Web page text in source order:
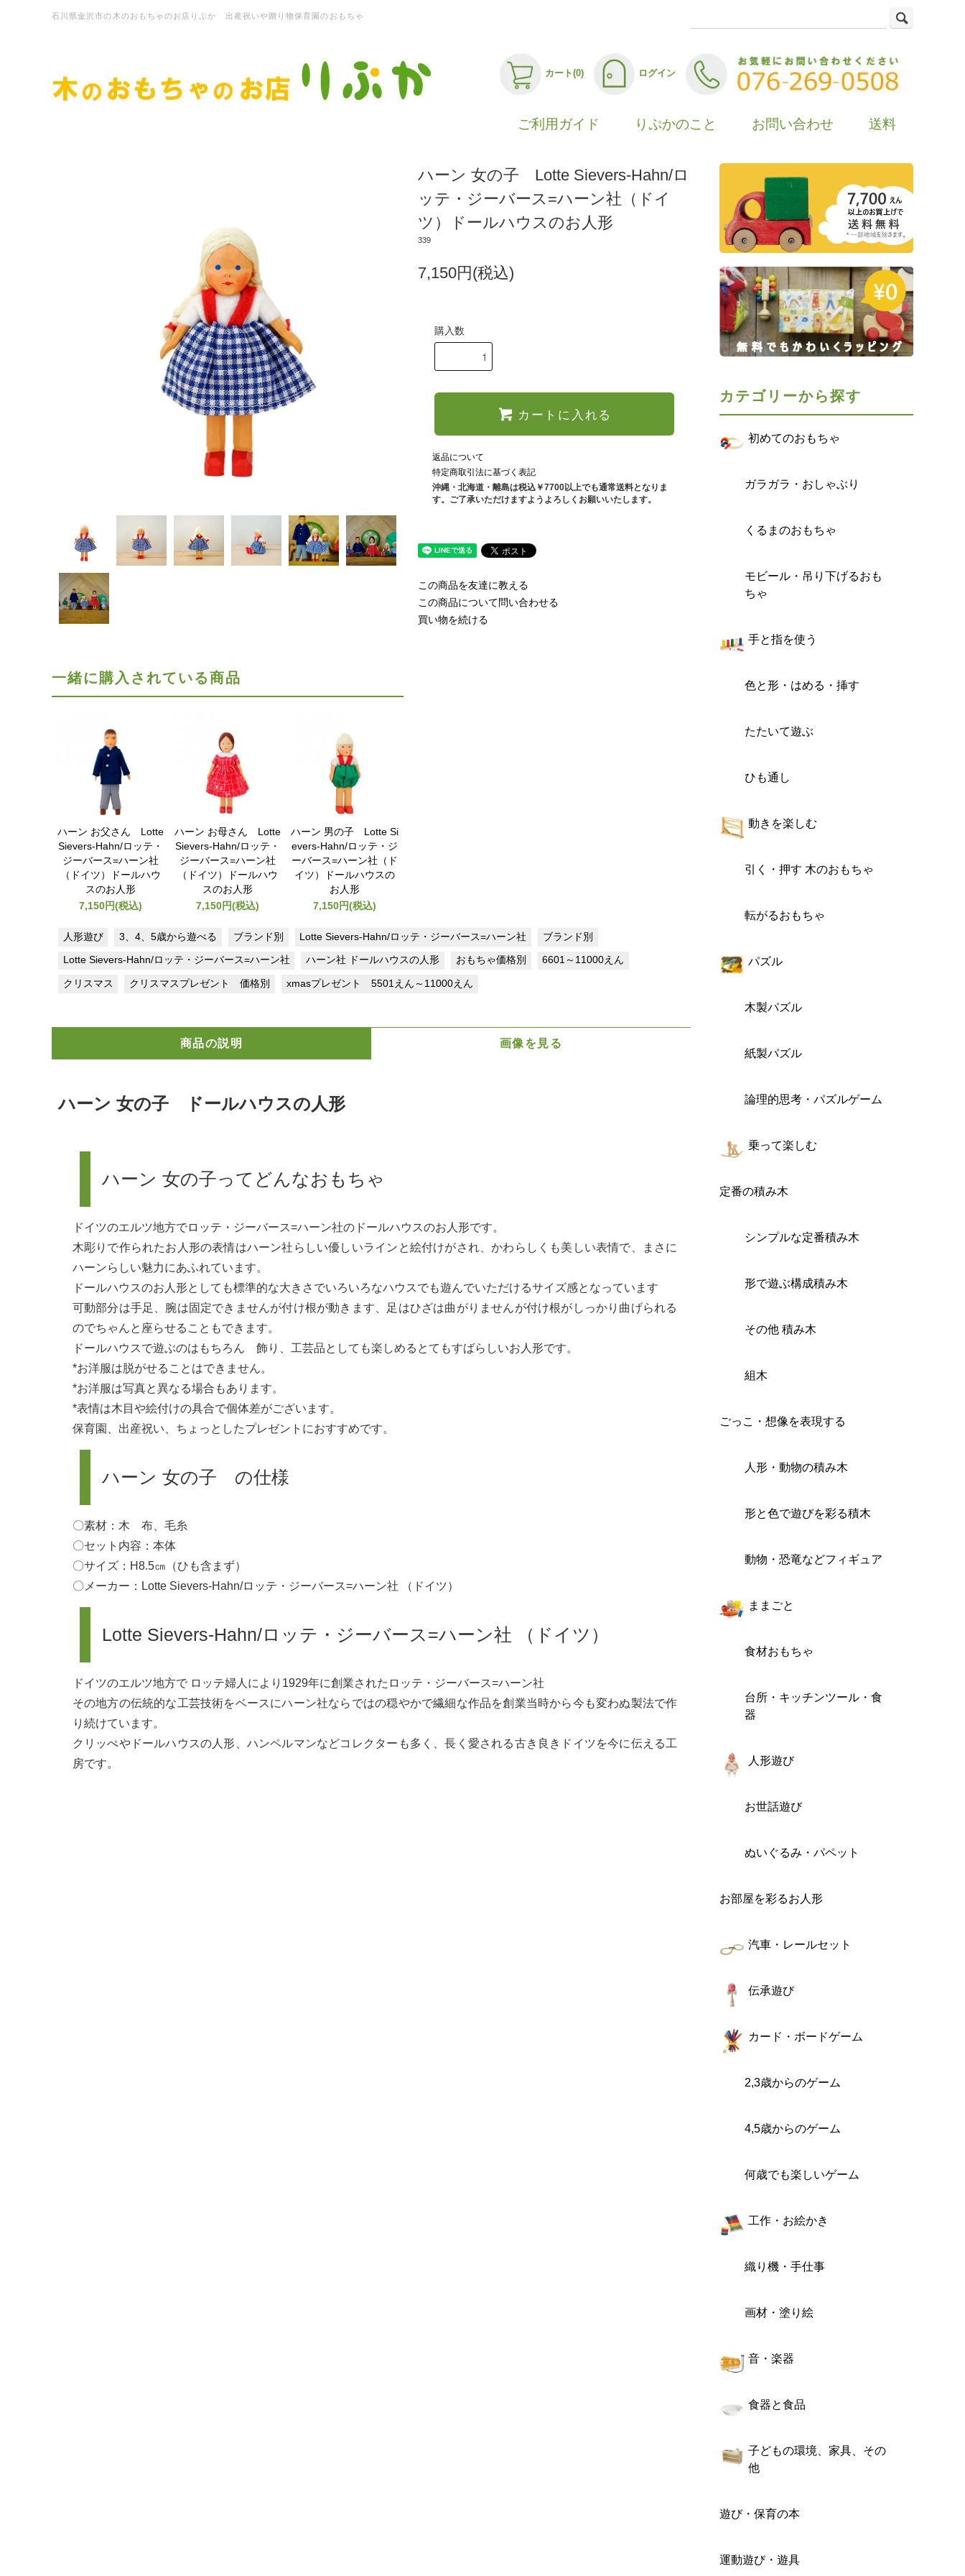
石川県金沢市の木のおもちゃのお店りぷか 出産祝いや贈り物保育園のおもちゃ
カート(0) ログイン
ご利用ガイド りぷかのこと お問い合わせ 送料
一緒に購入されている商品
ハーン お父さん Lotte
Sievers-Hahn/ロッテ・
ジーバース=ハーン社
（ドイツ）ドールハウ
スのお人形
7,150円(税込)
ハーン お母さん Lotte
Sievers-Hahn/ロッテ・
ジーバース=ハーン社
（ドイツ）ドールハウ
スのお人形
7,150円(税込)
ハーン 男の子 Lotte Si
evers-Hahn/ロッテ・ジ
ーバース=ハーン社（ド
イツ）ドールハウスの
お人形
7,150円(税込)
ハーン 女の子 Lotte Sievers-Hahn/ロ
ッテ・ジーバース=ハーン社（ドイ
ツ）ドールハウスのお人形
339
7,150円(税込)
購入数
カートに入れる
返品について
特定商取引法に基づく表記
沖縄・北海道・離島は税込￥7700以上でも通常送料となりま
す。ご了承いただけますようよろしくお願いいたします。
この商品を友達に教える
この商品について問い合わせる
買い物を続ける
人形遊び 3、4、5歳から遊べる ブランド別 Lotte Sievers-Hahn/ロッテ・ジーバース=ハーン社 ブランド別
Lotte Sievers-Hahn/ロッテ・ジーバース=ハーン社 ハーン社 ドールハウスの人形 おもちゃ価格別 6601～11000えん
クリスマス クリスマスプレゼント 価格別 xmasプレゼント 5501えん～11000えん
商品の説明 画像を見る
ハーン 女の子 ドールハウスの人形
ハーン 女の子ってどんなおもちゃ
ドイツのエルツ地方でロッテ・ジーバース=ハーン社のドールハウスのお人形です。
木彫りで作られたお人形の表情はハーン社らしい優しいラインと絵付けがされ、かわらしくも美しい表情で、まさに
ハーンらしい魅力にあふれています。
ドールハウスのお人形としても標準的な大きさでいろいろなハウスでも遊んでいただけるサイズ感となっています
可動部分は手足、腕は固定できませんが付け根が動きます、足はひざは曲がりませんが付け根がしっかり曲げられる
のでちゃんと座らせることもできます。
ドールハウスで遊ぶのはもちろん 飾り、工芸品としても楽しめるとてもすばらしいお人形です。
*お洋服は脱がせることはできません。
*お洋服は写真と異なる場合もあります。
*表情は木目や絵付けの具合で個体差がございます。
保育園、出産祝い、ちょっとしたプレゼントにおすすめです。
ハーン 女の子 の仕様
〇素材：木 布、毛糸
〇セット内容：本体
〇サイズ：H8.5㎝（ひも含まず）
〇メーカー：Lotte Sievers-Hahn/ロッテ・ジーバース=ハーン社 （ドイツ）
Lotte Sievers-Hahn/ロッテ・ジーバース=ハーン社 （ドイツ）
ドイツのエルツ地方で ロッテ婦人により1929年に創業されたロッテ・ジーバース=ハーン社
その地方の伝統的な工芸技術をベースにハーン社ならではの穏やかで繊細な作品を創業当時から今も変わぬ製法で作
り続けています。
クリッぺやドールハウスの人形、ハンペルマンなどコレクターも多く、長く愛される古き良きドイツを今に伝える工
房です。
カテゴリーから探す
初めてのおもちゃ
ガラガラ・おしゃぶり
くるまのおもちゃ
モビール・吊り下げるおも
ちゃ
手と指を使う
色と形・はめる・挿す
たたいて遊ぶ
ひも通し
動きを楽しむ
引く・押す 木のおもちゃ
転がるおもちゃ
パズル
木製パズル
紙製パズル
論理的思考・パズルゲーム
乗って楽しむ
定番の積み木
シンプルな定番積み木
形で遊ぶ構成積み木
その他 積み木
組木
ごっこ・想像を表現する
人形・動物の積み木
形と色で遊びを彩る積木
動物・恐竜などフィギュア
ままごと
食材おもちゃ
台所・キッチンツール・食
器
人形遊び
お世話遊び
ぬいぐるみ・パペット
お部屋を彩るお人形
汽車・レールセット
伝承遊び
カード・ボードゲーム
2,3歳からのゲーム
4,5歳からのゲーム
何歳でも楽しいゲーム
工作・お絵かき
織り機・手仕事
画材・塗り絵
音・楽器
食器と食品
子どもの環境、家具、その
他
遊び・保育の本
運動遊び・遊具